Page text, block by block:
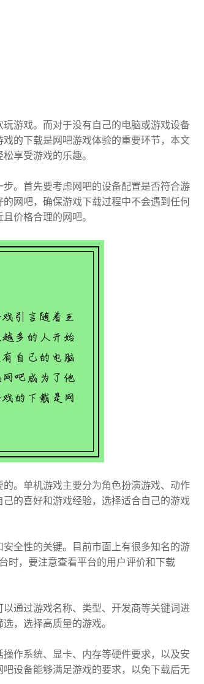
游戏。而对于没有自己的电脑或游戏设备
的下载是网吧游戏体验的重要环节，本文
享受游戏的乐趣。
。首先要考虑网吧的设备配置是否符合游
网吧，确保游戏下载过程中不会遇到任何
价格合理的网吧。
。单机游戏主要分为角色扮演游戏、动作
的喜好和游戏经验，选择适合自己的游戏
全性的关键。目前市面上有很多知名的游
时，要注意查看平台的用户评价和下载
通过游戏名称、类型、开发商等关键词进
，选择高质量的游戏。
作系统、显卡、内存等硬件要求，以及安
设备能够满足游戏的要求，以免下载后无